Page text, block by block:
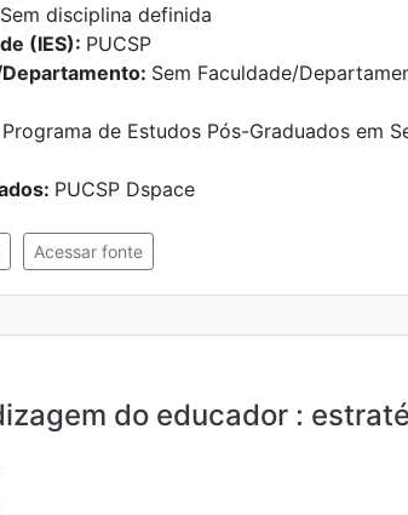
Sem disciplina definida
(IES): PUCSP
Sem Faculdade/
Programa de Estudos Pós-Graduados em
PUCSP Dspace
Acessar fonte
do educador :